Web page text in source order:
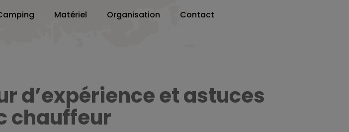
Matériel Organisation Contact
d’expérience et astuces
chauffeur